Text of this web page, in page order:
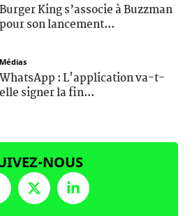
Burger King s’associe à Buzzman
pour son lancement...
Médias
WhatsApp : L'application va-t-
elle signer la fin...
NOUS